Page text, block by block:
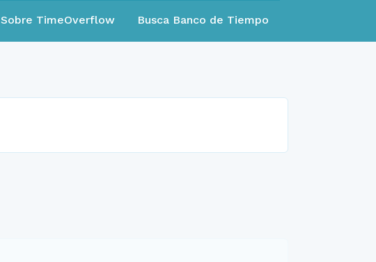
Sobre TimeOverflow Busca Banco de Tiempo